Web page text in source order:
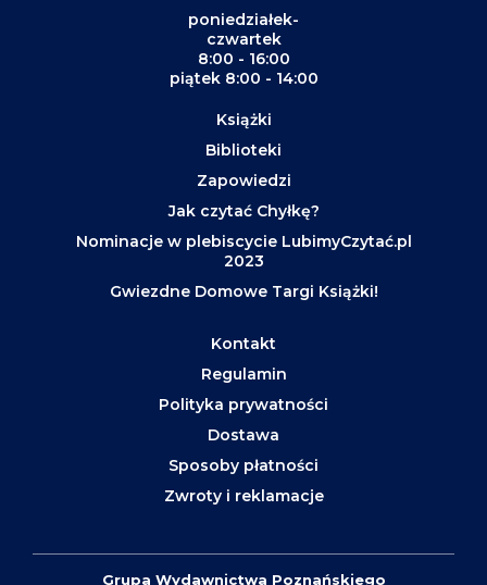
poniedziałek-
czwartek
8:00 - 16:00
piątek 8:00 - 14:00
Książki
Biblioteki
Zapowiedzi
Jak czytać Chyłkę?
Nominacje w plebiscycie LubimyCzytać.pl
2023
Gwiezdne Domowe Targi Książki!
Kontakt
Regulamin
Polityka prywatności
Dostawa
Sposoby płatności
Zwroty i reklamacje
Grupa Wydawnictwa Poznańskiego